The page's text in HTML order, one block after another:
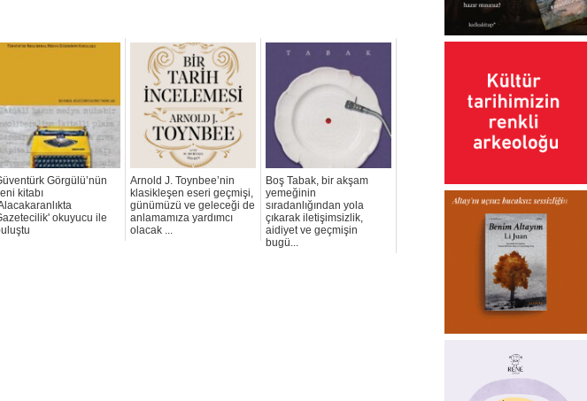
Görgülü’nün
kitabı
okuyucu ile
Arnold J. Toynbee’nin
klasikleşen eseri geçmişi,
günümüzü ve geleceği de
anlamamıza yardımcı
olacak ...
Boş Tabak, bir akşam
yemeğinin
sıradanlığından yola
çıkarak iletişimsizlik,
aidiyet ve geçmişin
bugü...